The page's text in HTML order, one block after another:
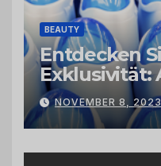
BEAUTY
Entdecken
Exklusivität:
NOVEMBER 8,